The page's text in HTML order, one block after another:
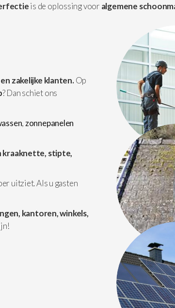
is de oplossing voor algemene
zakelijke klanten.Op
? Dan schiet ons
, zonnepanelen
kraaknette, stipte,
uitziet. Als u gasten
kantoren, winkels,